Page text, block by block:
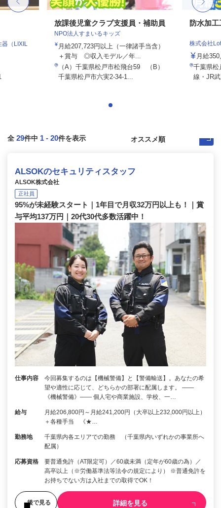
（LIXIL
放課後児童クラブ支援員・補助員
NPO法人すまいるキッズ
月給207,723円以上（一律諸手当含）
＋賞与 ◎収入モデル／年...
（A）千葉県松戸市松飛台59 （B）
千葉県松戸市六実2-34-1...
防水加
株式会社
月給
千葉県松
線・JR
全 29件中 1 - 20件を表示
ALSOKのセキュリティスタッフ
ALSOK株式会社
正社員
95%が未経験スタート｜1年目で月収32万円以上も！｜賞
与平均137万円｜20代30代多数活躍中！
仕事内容
今回募集するのは【機械警備】と【警備輸送】。あなたの希
望や適性に応じて、どちらかの部署に配属します。 ――
《機械警備》―― 個人宅や商業施設、学校、一…
給与
月給206,800円～月給241,200円（大卒以上232,000円以上）
＋各種手当 《★…
勤務地
千葉県内各エリアでの勤務 （千葉県内いずれかの事業所へ
配属）
応募資格
要普通免許（AT限定可）／60歳未満（定年が60歳の為）／
高卒以上（※労働基準法等法令の規定により） ※普通免許を
お持ちでない方は入社までの取得でOK！
後で見る 詳細を見る